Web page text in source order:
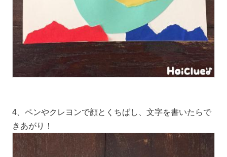
4、ペンやクレヨンで顔とくちばし、文字を書いたらで
きあがり！